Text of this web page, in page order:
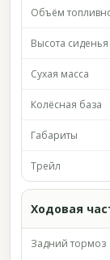
Объём
Высота сиденья
Сухая масса
Колёсная база
Габариты
Трейл
Ходовая
Задний тормоз